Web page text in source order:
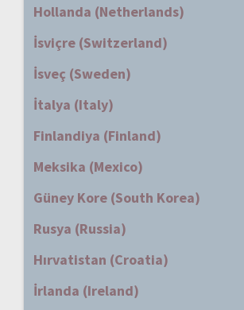
Hollanda (Netherlands)
İsviçre (Switzerland)
İsveç (Sweden)
İtalya (Italy)
Finlandiya (Finland)
Meksika (Mexico)
Güney Kore (South Korea)
Rusya (Russia)
Hırvatistan (Croatia)
İrlanda (Ireland)